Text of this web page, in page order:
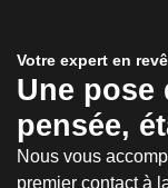
Votre expert en
Une pose
pensée,
Nous vous
premier contact à